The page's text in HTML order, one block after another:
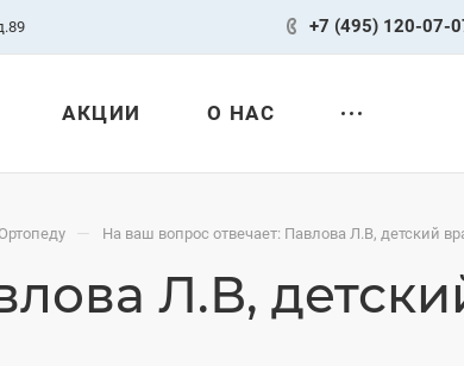
+7 (495) 120-07-
АКЦИИ О НАС
— На ваш вопрос отвечает: Павлова Л.В, детский
Л.В,